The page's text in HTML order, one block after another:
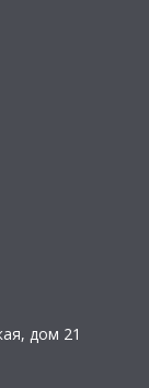
дом 21